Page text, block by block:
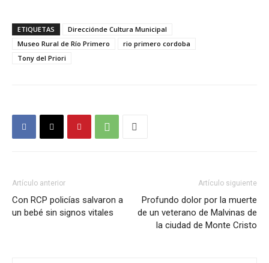
ETIQUETAS
Direcciónde Cultura Municipal
Museo Rural de Río Primero
rio primero cordoba
Tony del Priori
Artículo anterior
Con RCP policías salvaron a
un bebé sin signos vitales
Artículo siguiente
Profundo dolor por la muerte
de un veterano de Malvinas de
la ciudad de Monte Cristo